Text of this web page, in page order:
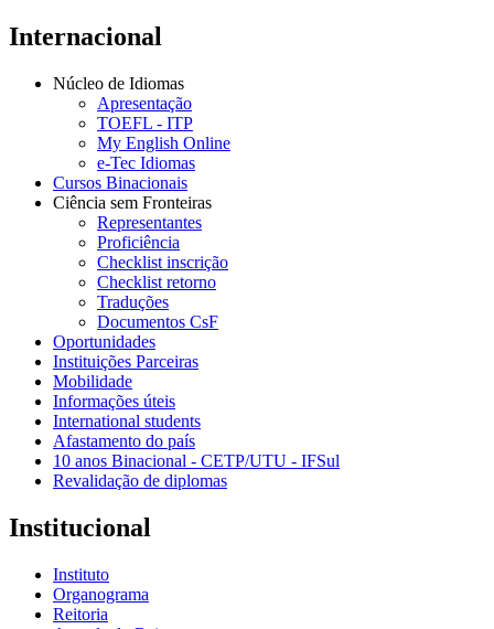
Internacional
Núcleo de Idiomas
Apresentação
TOEFL - ITP
My English Online
e-Tec Idiomas
Cursos Binacionais
Ciência sem Fronteiras
Representantes
Proficiência
Checklist inscrição
Checklist retorno
Traduções
Documentos CsF
Oportunidades
Instituições Parceiras
Mobilidade
Informações úteis
International students
Afastamento do país
10 anos Binacional - CETP/UTU - IFSul
Revalidação de diplomas
Institucional
Instituto
Organograma
Reitoria